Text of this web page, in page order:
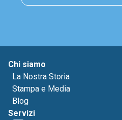
Chi siamo
La Nostra Storia
Stampa e Media
Blog
Servizi